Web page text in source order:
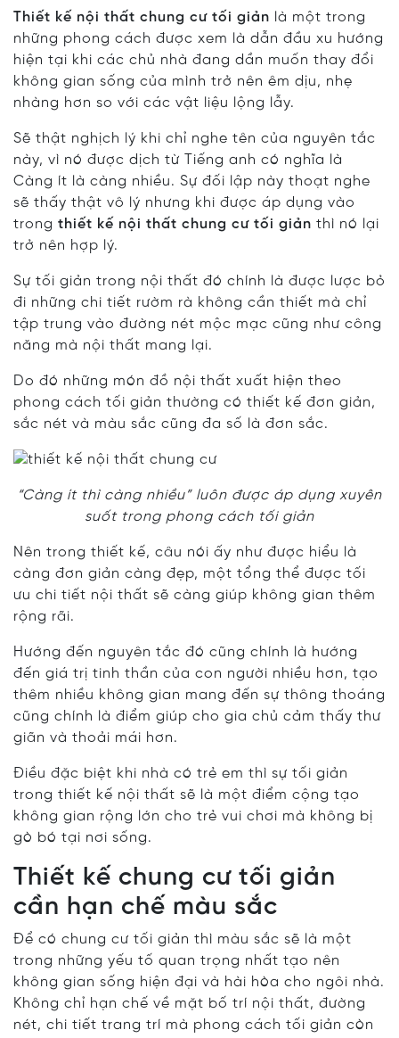
Thiết kế nội thất chung cư tối giản là một trong
những phong cách được xem là dẫn đầu xu hướng
hiện tại khi các chủ nhà đang dần muốn thay đổi
không gian sống của mình trở nên êm dịu, nhẹ
nhàng hơn so với các vật liệu lộng lẫy.
Sẽ thật nghịch lý khi chỉ nghe tên của nguyên tắc
này, vì nó được dịch từ Tiếng anh có nghĩa là
Càng ít là càng nhiều. Sự đối lập này thoạt nghe
sẽ thấy thật vô lý nhưng khi được áp dụng vào
trong thiết kế nội thất chung cư tối giản thì nó lại
trở nên hợp lý.
Sự tối giản trong nội thất đó chính là được lược bỏ
đi những chi tiết rườm rà không cần thiết mà chỉ
tập trung vào đường nét mộc mạc cũng như công
năng mà nội thất mang lại.
Do đó những món đồ nội thất xuất hiện theo
phong cách tối giản thường có thiết kế đơn giản,
sắc nét và màu sắc cũng đa số là đơn sắc.
“Càng ít thì càng nhiều” luôn được áp dụng xuyên
suốt trong phong cách tối giản
Nên trong thiết kế, câu nói ấy như được hiểu là
càng đơn giản càng đẹp, một tổng thể được tối
ưu chi tiết nội thất sẽ càng giúp không gian thêm
rộng rãi.
Hướng đến nguyên tắc đó cũng chính là hướng
đến giá trị tinh thần của con người nhiều hơn, tạo
thêm nhiều không gian mang đến sự thông thoáng
cũng chính là điểm giúp cho gia chủ cảm thấy thư
giãn và thoải mái hơn.
Điều đặc biệt khi nhà có trẻ em thì sự tối giản
trong thiết kế nội thất sẽ là một điểm cộng tạo
không gian rộng lớn cho trẻ vui chơi mà không bị
gò bó tại nơi sống.
Thiết kế chung cư tối giản
cần hạn chế màu sắc
Để có chung cư tối giản thì màu sắc sẽ là một
trong những yếu tố quan trọng nhất tạo nên
không gian sống hiện đại và hài hòa cho ngôi nhà.
Không chỉ hạn chế về mặt bố trí nội thất, đường
nét, chi tiết trang trí mà phong cách tối giản còn